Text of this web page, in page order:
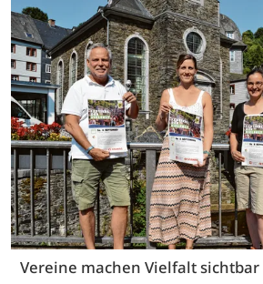
Vereine machen Vielfalt sichtbar